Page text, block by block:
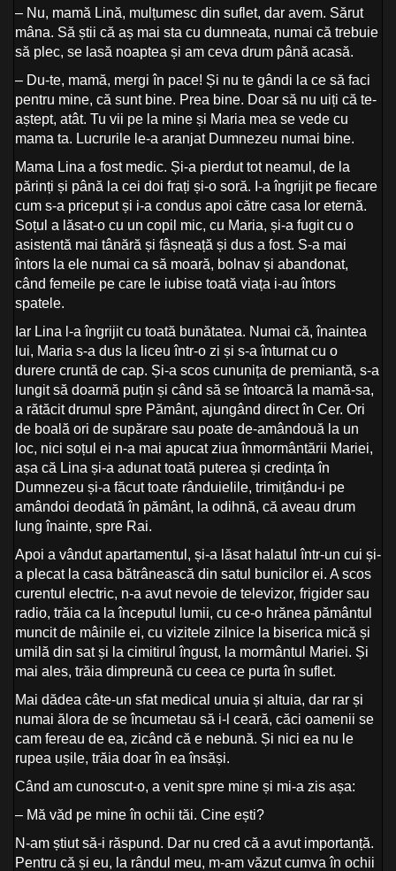
– Nu, mamă Lină, mulțumesc din suflet, dar avem. Sărut
mâna. Să știi că aș mai sta cu dumneata, numai că trebuie
să plec, se lasă noaptea și am ceva drum până acasă.
– Du-te, mamă, mergi în pace! Și nu te gândi la ce să faci
pentru mine, că sunt bine. Prea bine. Doar să nu uiți că te-
aștept, atât. Tu vii pe la mine și Maria mea se vede cu
mama ta. Lucrurile le-a aranjat Dumnezeu numai bine.
Mama Lina a fost medic. Și-a pierdut tot neamul, de la
părinți și până la cei doi frați și-o soră. I-a îngrijit pe fiecare
cum s-a priceput și i-a condus apoi către casa lor eternă.
Soțul a lăsat-o cu un copil mic, cu Maria, și-a fugit cu o
asistentă mai tânără și fâșneață și dus a fost. S-a mai
întors la ele numai ca să moară, bolnav și abandonat,
când femeile pe care le iubise toată viața i-au întors
spatele.
Iar Lina l-a îngrijit cu toată bunătatea. Numai că, înaintea
lui, Maria s-a dus la liceu într-o zi și s-a înturnat cu o
durere cruntă de cap. Și-a scos cununița de premiantă, s-a
lungit să doarmă puțin și când să se întoarcă la mamă-sa,
a rătăcit drumul spre Pământ, ajungând direct în Cer. Ori
de boală ori de supărare sau poate de-amândouă la un
loc, nici soțul ei n-a mai apucat ziua înmormântării Mariei,
așa că Lina și-a adunat toată puterea și credința în
Dumnezeu și-a făcut toate rânduielile, trimițându-i pe
amândoi deodată în pământ, la odihnă, că aveau drum
lung înainte, spre Rai.
Apoi a vândut apartamentul, și-a lăsat halatul într-un cui și-
a plecat la casa bătrânească din satul bunicilor ei. A scos
curentul electric, n-a avut nevoie de televizor, frigider sau
radio, trăia ca la începutul lumii, cu ce-o hrănea pământul
muncit de mâinile ei, cu vizitele zilnice la biserica mică și
umilă din sat și la cimitirul îngust, la mormântul Mariei. Și
mai ales, trăia dimpreună cu ceea ce purta în suflet.
Mai dădea câte-un sfat medical unuia și altuia, dar rar și
numai ălora de se încumetau să i-l ceară, căci oamenii se
cam fereau de ea, zicând că e nebună. Și nici ea nu le
rupea ușile, trăia doar în ea însăși.
Când am cunoscut-o, a venit spre mine și mi-a zis așa:
– Mă văd pe mine în ochii tăi. Cine ești?
N-am știut să-i răspund. Dar nu cred că a avut importanță.
Pentru că și eu, la rândul meu, m-am văzut cumva în ochii